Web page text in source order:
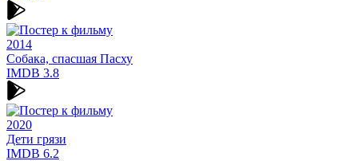
2014
Собака, cпасшая Пасху
IMDB 3.8
2020
Дети грязи
IMDB 6.2